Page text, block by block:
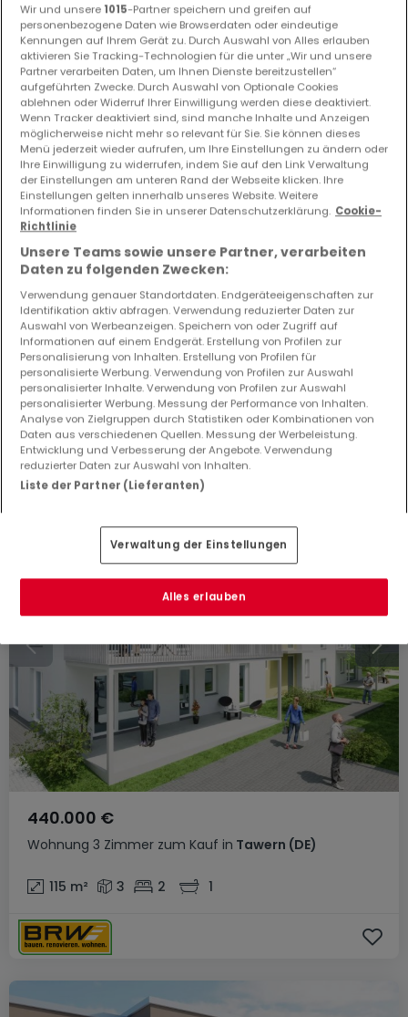
Wohnung 3 Zimmer zum Kauf inTawern(DE)
467.000 €
125 m² 3 2 1
Wohnung 3 Zimmer zum Kauf in Tawern (DE)
440.000 €
115 m² 3 2 1
Wir und unsere 1015-Partner speichern und greifen auf
personenbezogene Daten wie Browserdaten oder eindeutige
Kennungen auf Ihrem Gerät zu. Durch Auswahl von Alles erlauben
aktivieren Sie Tracking-Technologien für die unter „Wir und unsere
Partner verarbeiten Daten, um Ihnen Dienste bereitzustellen“
aufgeführten Zwecke. Durch Auswahl von Optionale Cookies
ablehnen oder Widerruf Ihrer Einwilligung werden diese deaktiviert.
Wenn Tracker deaktiviert sind, sind manche Inhalte und Anzeigen
möglicherweise nicht mehr so relevant für Sie. Sie können dieses
Menü jederzeit wieder aufrufen, um Ihre Einstellungen zu ändern oder
Ihre Einwilligung zu widerrufen, indem Sie auf den Link Verwaltung
der Einstellungen am unteren Rand der Webseite klicken. Ihre
Einstellungen gelten innerhalb unseres Website. Weitere
Informationen finden Sie in unserer Datenschutzerklärung. Cookie-
Richtlinie
Unsere Teams sowie unsere Partner, verarbeiten
Daten zu folgenden Zwecken:
Verwendung genauer Standortdaten. Endgeräteeigenschaften zur
Identifikation aktiv abfragen. Verwendung reduzierter Daten zur
Auswahl von Werbeanzeigen. Speichern von oder Zugriff auf
Informationen auf einem Endgerät. Erstellung von Profilen zur
Personalisierung von Inhalten. Erstellung von Profilen für
personalisierte Werbung. Verwendung von Profilen zur Auswahl
personalisierter Inhalte. Verwendung von Profilen zur Auswahl
personalisierter Werbung. Messung der Performance von Inhalten.
Analyse von Zielgruppen durch Statistiken oder Kombinationen von
Daten aus verschiedenen Quellen. Messung der Werbeleistung.
Entwicklung und Verbesserung der Angebote. Verwendung
reduzierter Daten zur Auswahl von Inhalten.
Liste der Partner (Lieferanten)
Verwaltung der Einstellungen
Alles erlauben